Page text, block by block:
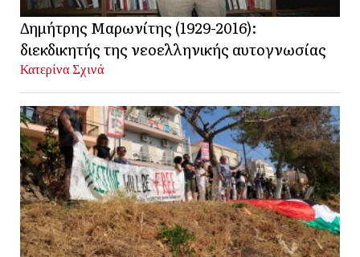
Δημήτρης Μαρωνίτης (1929-2016):
διεκδικητής της νεοελληνικής αυτογνωσίας
Κατερίνα Σχινά